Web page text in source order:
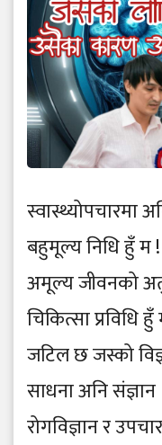
स्वास्थ्योपचारमा
बहुमूल्य निधि हुँ म !
अमूल्य जीवनको
चिकित्सा प्रविधि
जटिल छ जस्को
साधना अनि संज्ञान
रोगविज्ञान र